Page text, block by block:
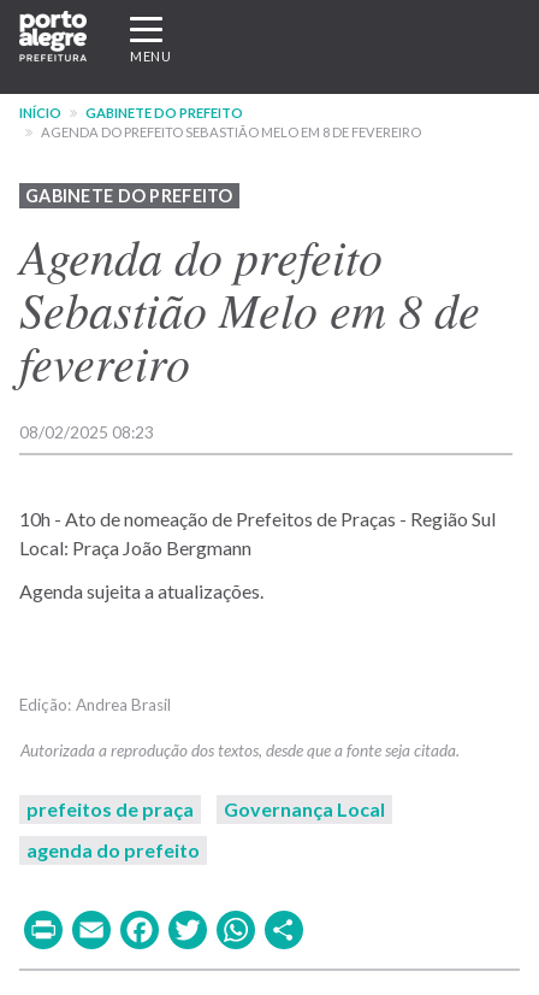
Pular
para
conteúdo
principal
Expandir/recolher
navegação
MENU
INÍCIO
GABINETE DO PREFEITO
AGENDA DO PREFEITO SEBASTIÃO MELO EM 8 DE FEVEREIRO
GABINETE DO PREFEITO
Agenda do prefeito
Sebastião Melo em 8 de
fevereiro
08/02/2025 08:23
10h - Ato de nomeação de Prefeitos de Praças - Região Sul
Local: Praça João Bergmann
Agenda sujeita a atualizações.
Andrea Brasil
prefeitos de praça
Governança Local
agenda do prefeito
PrintEmailFacebook
TwitterWhatsApp